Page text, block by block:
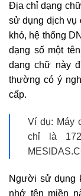
Địa chỉ dạng
sử dụng dịch vụ
khó, hệ thống
dạng số một
dạng chữ này
thường có ý
cấp.
Ví dụ: Máy
chỉ là
Người sử dụng
nhớ tên miền